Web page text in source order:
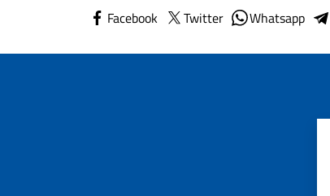
Facebook Twitter Whatsapp